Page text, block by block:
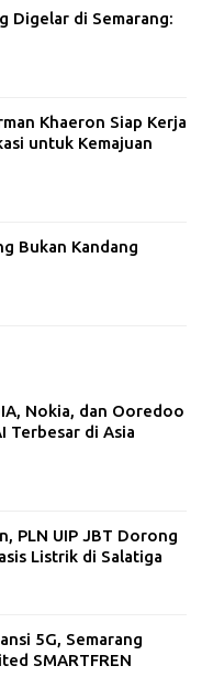
Digelar di Semarang:
Khaeron Siap Kerja
untuk Kemajuan
Bukan Kandang
Nokia, dan Ooredoo
Terbesar di Asia
PLN UIP JBT Dorong
Listrik di Salatiga
5G, Semarang
SMARTFREN